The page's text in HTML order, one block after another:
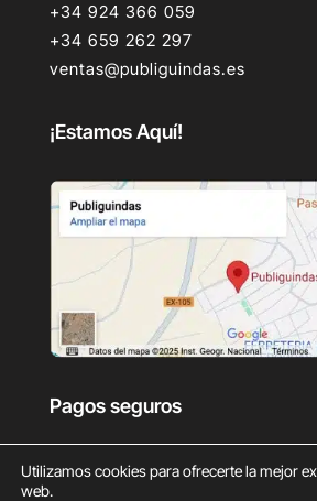
+34 924 366 059
+34 659 262 297
ventas@publiguindas.es
¡Estamos Aquí!
Pagos seguros
Utilizamos cookies para ofrecerte la mejor
web.